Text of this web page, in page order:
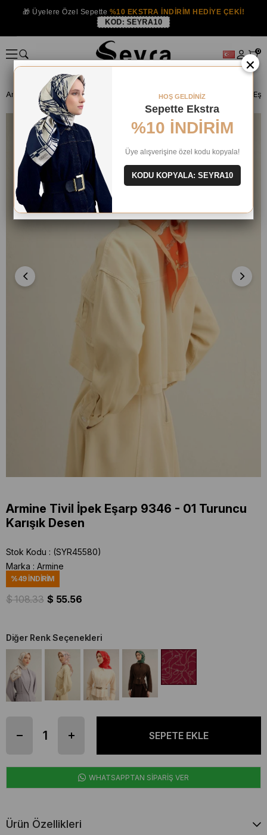
🎁 Üyelere Özel Sepette %10 EKSTRA İNDİRİM HEDİYE ÇEKİ!
KOD: SEYRA10
0
Anasayfa İPEK EŞARP Armine İpek 2025 Yaz
Armine Tivil İpek Eşarp 9346 - 01 Turuncu
Karışık Desen
Stok Kodu
(SYR45580)
Marka : Armine
%49İNDIRIM
$ 108.33 $ 55.56
Diğer Renk Seçenekleri
WHATSAPPTAN SİPARİŞ VER
Ürün Özellikleri
×
HOŞ GELDİNİZ
Sepette Ekstra
%10 İNDİRİM
Üye alışverişine özel kodu kopyala!
KODU KOPYALA: SEYRA10